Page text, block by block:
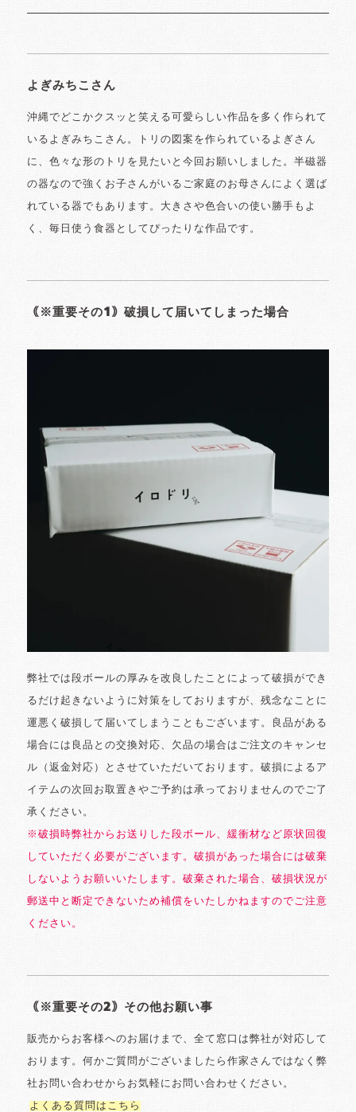
よぎみちこさん
沖縄でどこかクスッと笑える可愛らしい作品を多く作られて
いるよぎみちこさん。トリの図案を作られているよぎさん
に、色々な形のトリを見たいと今回お願いしました。半磁器
の器なので強くお子さんがいるご家庭のお母さんによく選ば
れている器でもあります。大きさや色合いの使い勝手もよ
く、毎日使う食器としてぴったりな作品です。
｟※重要その1｠破損して届いてしまった場合
弊社では段ボールの厚みを改良したことによって破損ができ
るだけ起きないように対策をしておりますが、残念なことに
運悪く破損して届いてしまうこともございます。良品がある
場合には良品との交換対応、欠品の場合はご注文のキャンセ
ル（返金対応）とさせていただいております。破損によるア
イテムの次回お取置きやご予約は承っておりませんのでご了
承ください。
※破損時弊社からお送りした段ボール、緩衝材など原状回復
していただく必要がございます。破損があった場合には破棄
しないようお願いいたします。破棄された場合、破損状況が
郵送中と断定できないため補償をいたしかねますのでご注意
ください。
｟※重要その2｠その他お願い事
販売からお客様へのお届けまで、全て窓口は弊社が対応して
おります。何かご質問がございましたら作家さんではなく弊
社お問い合わせからお気軽にお問い合わせください。
よくある質問はこちら